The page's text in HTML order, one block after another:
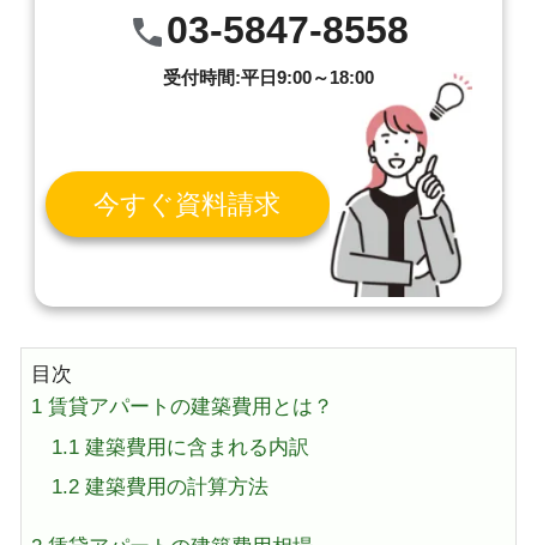
03-5847-8558
受付時間:平日9:00～18:00
今すぐ資料請求
目次
1 賃貸アパートの建築費用とは？
1.1建築費用に含まれる内訳
1.2建築費用の計算方法